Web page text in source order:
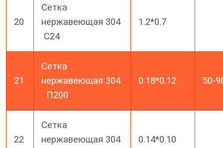
20
Сетка
нержавеющая 304
C24
1.2*0.7
21
Сетка
нержавеющая 304
П200
0.18*0.12 50-
22
Сетка
нержавеющая 304
0.14*0.10